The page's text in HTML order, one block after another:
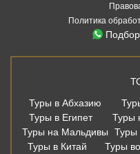
Политика
Туры в Абхазию
Туры в Египет
Туры
Туры на Мальдивы
Туры в Китай
Туры